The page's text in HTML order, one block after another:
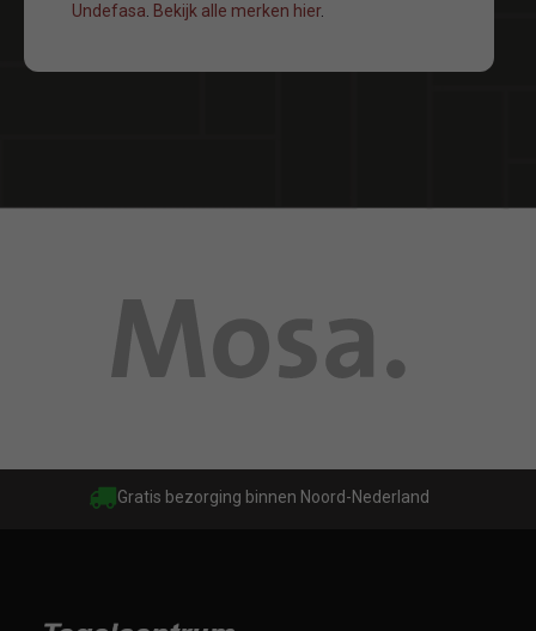
Undefasa. Bekijk alle merken hier.
Gratis bezorging binnen Noord-Nederland